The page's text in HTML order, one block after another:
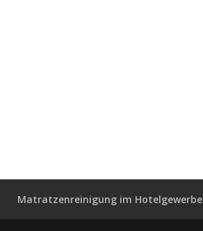
Matratzenreinigung im Hotelgewerbe